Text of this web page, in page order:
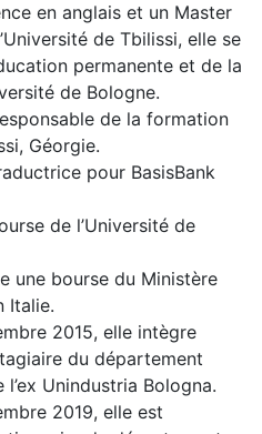
en anglais et un Master
de Tbilissi, elle se
permanente et de la
de Bologne.
de la formation
Géorgie.
pour BasisBank
de l’Université de
une bourse du Ministère
Italie.
2015, elle intègre
du département
Unindustria Bologna.
2019, elle est